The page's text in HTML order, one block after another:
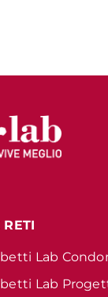
RETI
Lab
Lab